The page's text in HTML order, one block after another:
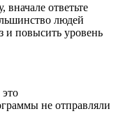
ответьте
людей
и повысить уровень
не отправляли